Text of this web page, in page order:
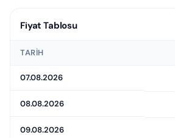
Fiyat Tablosu
TARIH
07.08.2026
08.08.2026
09.08.2026